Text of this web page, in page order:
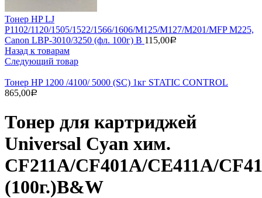
Тонер HP LJ
P1102/1120/1505/1522/1566/1606/M125/M127/M201/MFP M225,
Canon LBP-3010/3250 (фл. 100г) B 115,00Р
Назад к товарам
Следующий товар
Тонер HP 1200 /4100/ 5000 (SC) 1кг STATIC CONTROL
865,00Р
Тонер для картриджей
Universal Cyan хим.
CF211A/CF401A/CE411A/
(100г.)B&W